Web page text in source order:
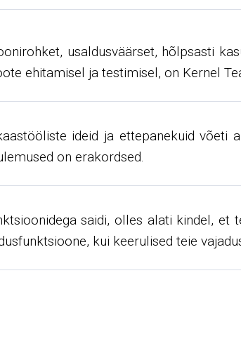
usaldusväärset, hõlpsasti
ehitamisel ja testimisel, on Kernel
ideid ja ettepanekuid
on erakordsed.
saidi, olles alati kindel,
kui keerulised teie